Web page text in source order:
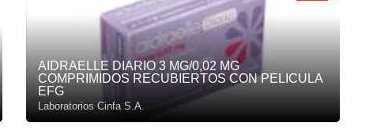
AIDRAELLE DIARIO 3 MG/0,02 MG
COMPRIMIDOS RECUBIERTOS CON PELICULA
EFG
Laboratorios Cinfa S.A.